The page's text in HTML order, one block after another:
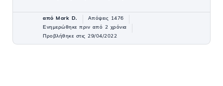
από Mark D.
Απόψεις 1476
Ενημερώθηκε πριν από 2 χρόνια
Προβλήθηκε στις 29/04/2022